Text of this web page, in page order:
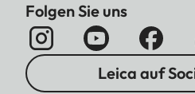
Folgen Sie uns
Leica auf